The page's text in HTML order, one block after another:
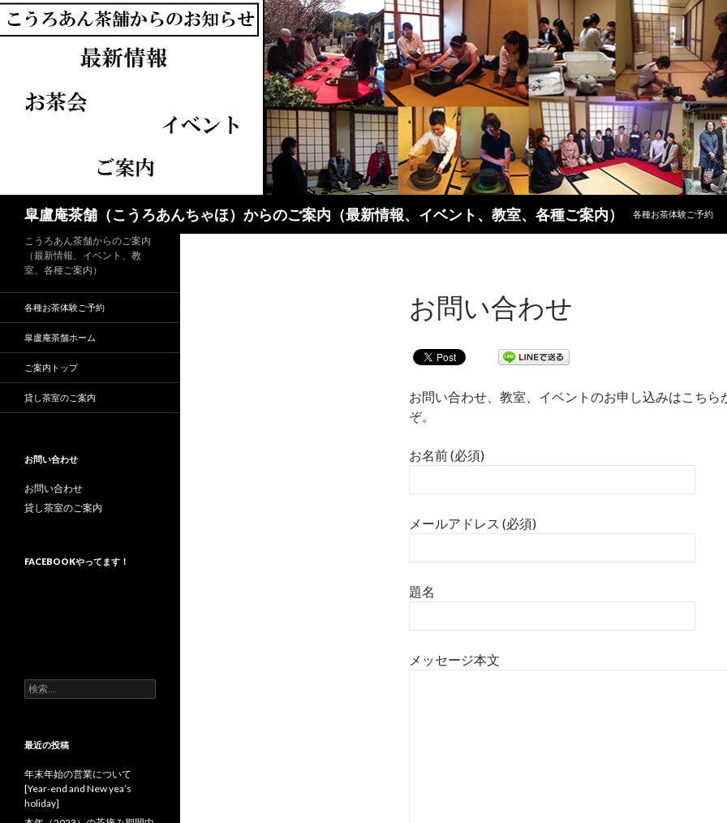
皐盧庵茶舗（こうろあんちゃほ）からのご案内（最新情報、イベント、教室、各種ご案内）
各種お茶体験ご予約
お問い合わせ
お問い合わせ、教室、イベントのお申し込みはこちら
ぞ。
お名前 (必須)
メールアドレス (必須)
題名
メッセージ本文
こうろあん茶舗からのご案内
（最新情報、イベント、教
室、各種ご案内）
各種お茶体験ご予約
皐盧庵茶舗ホーム
ご案内トップ
貸し茶室のご案内
お問い合わせ
お問い合わせ
貸し茶室のご案内
FACEBOOKやってます！
検
索:
最近の投稿
年末年始の営業について
[Year-end and New yea’s
holiday]